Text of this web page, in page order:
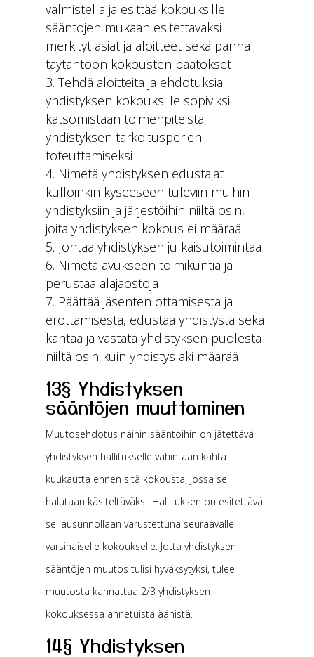
valmistella ja esittää kokouksille
sääntöjen mukaan esitettäväksi
merkityt asiat ja aloitteet sekä panna
täytäntöön kokousten päätökset
Tehdä aloitteita ja ehdotuksia
yhdistyksen kokouksille sopiviksi
katsomistaan toimenpiteistä
yhdistyksen tarkoitusperien
toteuttamiseksi
Nimetä yhdistyksen edustajat
kulloinkin kyseeseen tuleviin muihin
yhdistyksiin ja järjestöihin niiltä osin,
joita yhdistyksen kokous ei määrää
Johtaa yhdistyksen julkaisutoimintaa
Nimetä avukseen toimikuntia ja
perustaa alajaostoja
Päättää jäsenten ottamisesta ja
erottamisesta, edustaa yhdistystä sekä
kantaa ja vastata yhdistyksen puolesta
niiltä osin kuin yhdistyslaki määrää
13§ Yhdistyksen
sääntöjen muuttaminen
Muutosehdotus näihin sääntöihin on jätettävä
yhdistyksen hallitukselle vähintään kahta
kuukautta ennen sitä kokousta, jossa se
halutaan käsiteltäväksi. Hallituksen on esitettävä
se lausunnollaan varustettuna seuraavalle
varsinaiselle kokoukselle. Jotta yhdistyksen
sääntöjen muutos tulisi hyväksytyksi, tulee
muutosta kannattaa 2/3 yhdistyksen
kokouksessa annetuista äänistä.
14§ Yhdistyksen